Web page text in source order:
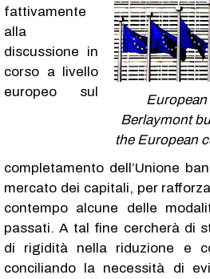
European
Berlaymont
the European
fattivamente
alla
discussione in
corso a livello
europeo sul
completamento dell’Unione
mercato dei capitali, per
contempo alcune delle
passati. A tal fine cercherà di
di rigidità nella riduzione e
conciliando la necessità di